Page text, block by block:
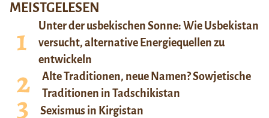
MEISTGELESEN
Unter der usbekischen Sonne: Wie Usbekistan
versucht, alternative Energiequellen zu
entwickeln
Alte Traditionen, neue Namen? Sowjetische
Traditionen in Tadschikistan
Sexismus in Kirgistan